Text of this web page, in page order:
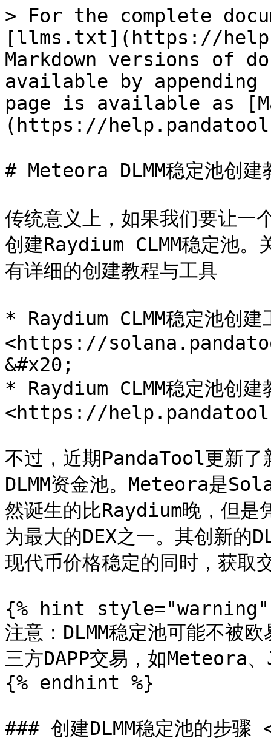
> For the complete
[llms.txt](https://
Markdown versions of
available by
page is available as
(https://
# Meteora DLMM稳定池创建
传统意义上，如果我们要让一
创建Raydium CLMM稳定池
有详细的创建教程与工具
* Raydium CLMM稳定池创建
<https://
&#x20;
* Raydium CLMM稳定池创建
<https://
不过，近期PandaTool更新
DLMM资金池。Meteora是
然诞生的比Raydium晚，但
为最大的DEX之一。其创新的
现代币价格稳定的同时，获取
{% hint style="warning"
注意：DLMM稳定池可能不被
三方DAPP交易，如Meteora
{% endhint %}
### 创建DLMM稳定池的